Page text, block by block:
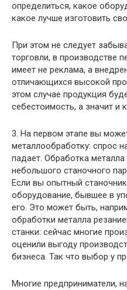
определиться, какое
какое лучше изготовить
При этом не следует
торговли, в производстве
имеет не реклама, а
отличающихся высокой
этом случае продукция
себестоимость, а значит и
3. На первом этапе вы
металлообработку: спрос
падает. Обработка металла
небольшого станочного
Если вы опытный
оборудование, бывшее в
его. Это может быть,
обработки металла
станки: сейчас многие
оценили выгоду
бизнеса. Так что выбор у
Многие предприниматели,